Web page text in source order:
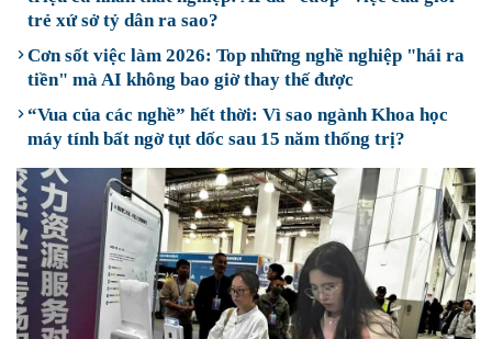
trẻ xứ sở tỷ dân ra sao?
Cơn sốt việc làm 2026: Top những nghề nghiệp "hái ra
tiền" mà AI không bao giờ thay thế được
“Vua của các nghề” hết thời: Vì sao ngành Khoa học
máy tính bất ngờ tụt dốc sau 15 năm thống trị?